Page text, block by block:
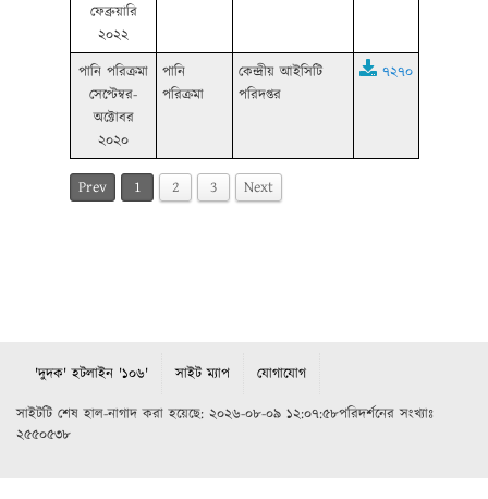
ফেব্রুয়ারি
২০২২
পানি পরিক্রমা
সেপ্টেম্বর-
অক্টোবর
২০২০
পানি
পরিক্রমা
কেন্দ্রীয় আইসিটি
পরিদপ্তর
৭২৭০
Prev 1 2 3 Next
'দুদক' হটলাইন '১০৬' সাইট ম্যাপ যোগাযোগ
সাইটটি শেষ হাল-নাগাদ করা হয়েছে: ২০২৬-০৮-০৯ ১২:০৭:৫৮পরিদর্শনের সংখ্যাঃ
২৫৫০৫৩৮